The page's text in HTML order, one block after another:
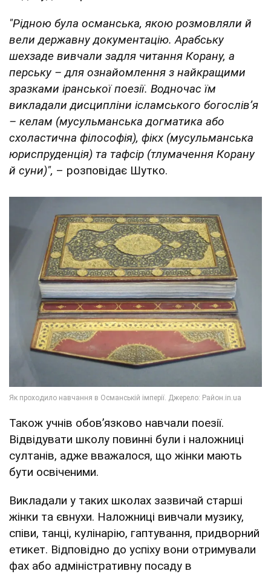
"Рідною була османська, якою розмовляли й
вели державну документацію. Арабську
шехзаде вивчали задля читання Корану, а
перську – для ознайомлення з найкращими
зразками іранської поезії. Водночас їм
викладали дисципліни ісламського богослів’я
– келам (мусульманська догматика або
схоластична філософія), фікх (мусульманська
юриспруденція) та тафсір (тлумачення Корану
й суни)", – розповідає Шутко.
Також учнів обовʼязково навчали поезії.
Відвідувати школу повинні були і наложниці
султанів, адже вважалося, що жінки мають
бути освіченими.
Викладали у таких школах зазвичай старші
жінки та євнухи. Наложниці вивчали музику,
співи, танці, кулінарію, гаптування, придворний
етикет. Відповідно до успіху вони отримували
фах або адміністративну посаду в